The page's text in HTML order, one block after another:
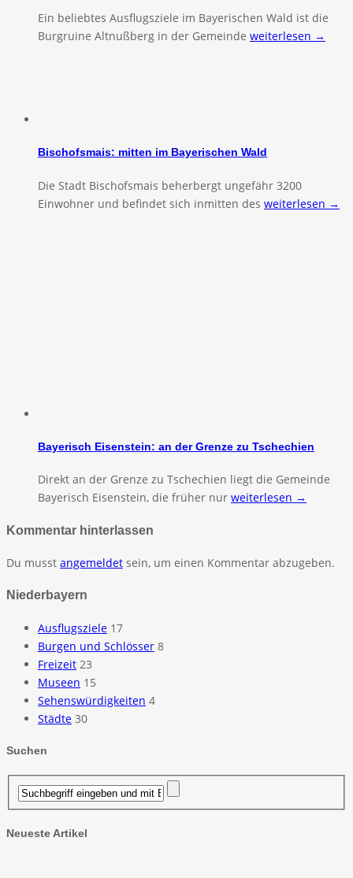
Ein beliebtes Ausflugsziele im Bayerischen Wald ist die
Burgruine Altnußberg in der Gemeinde weiterlesen →
Bischofsmais: mitten im Bayerischen Wald
Die Stadt Bischofsmais beherbergt ungefähr 3200
Einwohner und befindet sich inmitten des weiterlesen →
Bayerisch Eisenstein: an der Grenze zu Tschechien
Direkt an der Grenze zu Tschechien liegt die Gemeinde
Bayerisch Eisenstein, die früher nur weiterlesen →
Kommentar hinterlassen
Du musst angemeldet sein, um einen Kommentar abzugeben.
Niederbayern
Ausflugsziele 17
Burgen und Schlösser 8
Freizeit 23
Museen 15
Sehenswürdigkeiten 4
Städte 30
Suchen
Neueste Artikel